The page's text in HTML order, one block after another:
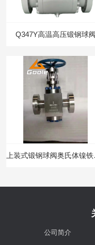
Q347Y高温高压锻钢球阀
上
公司简介